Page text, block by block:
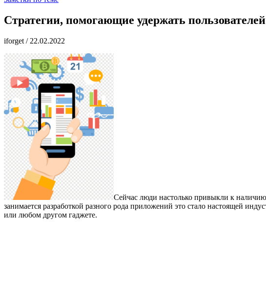
Стратегии, помогающие удержать
iforget / 22.02.2022
Сейчас люди настолько привыкли к
занимается разработкой разного рода приложений это стало настоящей
или любом другом гаджете.